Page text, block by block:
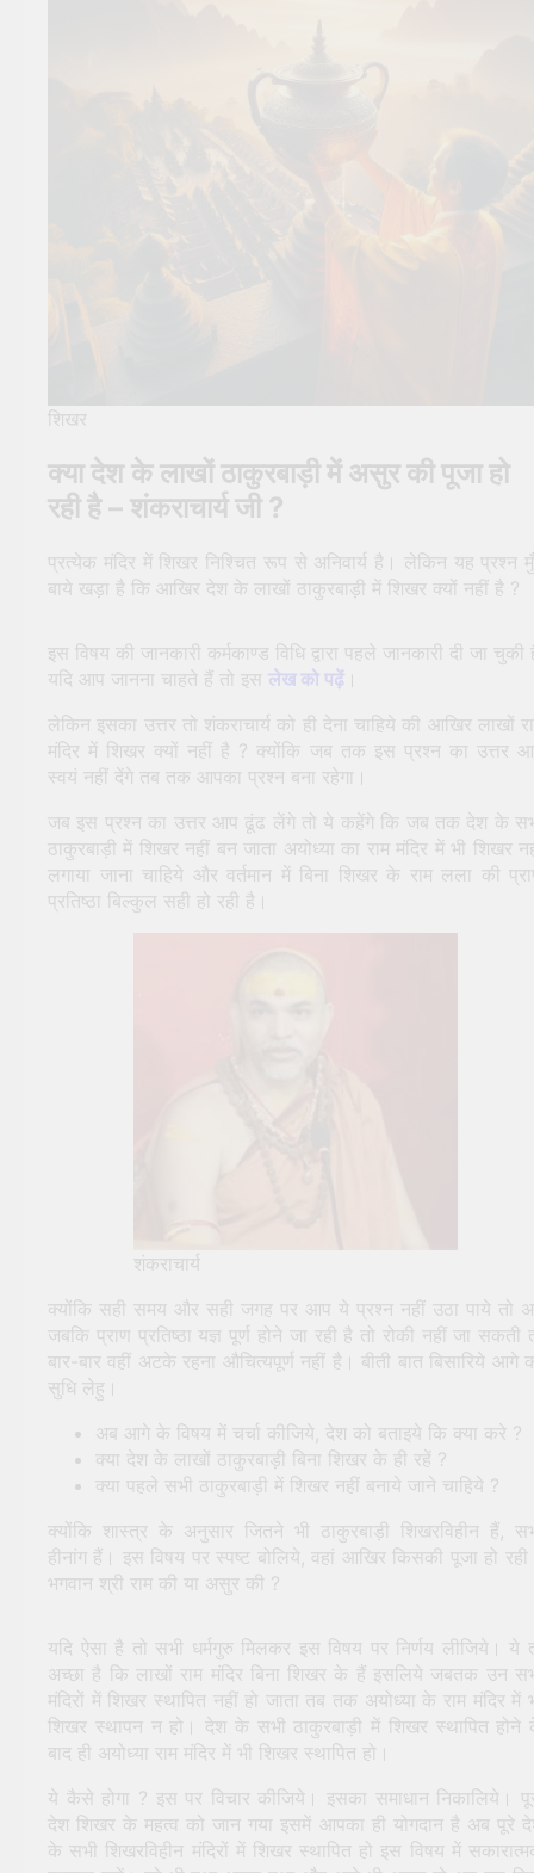
शिखर
क्या देश के लाखों ठाकुरबाड़ी में असुर की पूजा हो
रही है – शंकराचार्य जी ?
प्रत्येक मंदिर में शिखर निश्चित रूप से अनिवार्य है। लेकिन यह प्रश्न
बाये खड़ा है कि आखिर देश के लाखों ठाकुरबाड़ी में शिखर क्यों नहीं है ?
इस विषय की जानकारी कर्मकाण्ड विधि द्वारा पहले जानकारी दी जा चुकी
यदि आप जानना चाहते हैं तो इस लेख को पढ़ें ।
लेकिन इसका उत्तर तो शंकराचार्य को ही देना चाहिये की आखिर लाखों
मंदिर में शिखर क्यों नहीं है ? क्योंकि जब तक इस प्रश्न का उत्तर
स्वयं नहीं देंगे तब तक आपका प्रश्न बना रहेगा।
जब इस प्रश्न का उत्तर आप ढूंढ लेंगे तो ये कहेंगे कि जब तक देश के
ठाकुरबाड़ी में शिखर नहीं बन जाता अयोध्या का राम मंदिर में भी शिखर
लगाया जाना चाहिये और वर्तमान में बिना शिखर के राम लला की
प्रतिष्ठा बिल्कुल सही हो रही है।
शंकराचार्य
क्योंकि सही समय और सही जगह पर आप ये प्रश्न नहीं उठा पाये तो
जबकि प्राण प्रतिष्ठा यज्ञ पूर्ण होने जा रही है तो रोकी नहीं जा सकती
बार-बार वहीं अटके रहना औचित्यपूर्ण नहीं है। बीती बात बिसारिये आगे
सुधि लेहु।
अब आगे के विषय में चर्चा कीजिये, देश को बताइये कि क्या करे ?
क्या देश के लाखों ठाकुरबाड़ी बिना शिखर के ही रहें ?
क्या पहले सभी ठाकुरबाड़ी में शिखर नहीं बनाये जाने चाहिये ?
क्योंकि शास्त्र के अनुसार जितने भी ठाकुरबाड़ी शिखरविहीन हैं,
हीनांग हैं। इस विषय पर स्पष्ट बोलिये, वहां आखिर किसकी पूजा हो रही
भगवान श्री राम की या असुर की ?
यदि ऐसा है तो सभी धर्मगुरु मिलकर इस विषय पर निर्णय लीजिये। ये
अच्छा है कि लाखों राम मंदिर बिना शिखर के हैं इसलिये जबतक उन
मंदिरों में शिखर स्थापित नहीं हो जाता तब तक अयोध्या के राम मंदिर में
शिखर स्थापन न हो। देश के सभी ठाकुरबाड़ी में शिखर स्थापित होने
बाद ही अयोध्या राम मंदिर में भी शिखर स्थापित हो।
ये कैसे होगा ? इस पर विचार कीजिये। इसका समाधान निकालिये।
देश शिखर के महत्व को जान गया इसमें आपका ही योगदान है अब पूरे
के सभी शिखरविहीन मंदिरों में शिखर स्थापित हो इस विषय में